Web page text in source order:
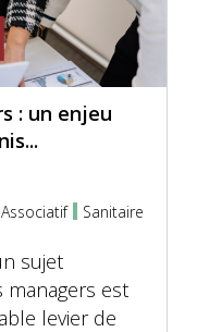
: un enjeu
Sanitaire
sujet
managers est
levier de